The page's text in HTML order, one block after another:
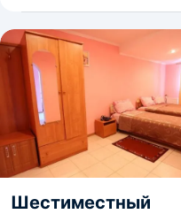
Шестиместный